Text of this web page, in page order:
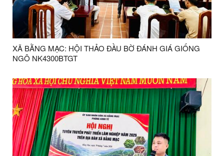
XÃ BẰNG MẠC: HỘI THẢO ĐẦU BỜ ĐÁNH GIÁ GIỐNG
NGÔ NK4300BTGT